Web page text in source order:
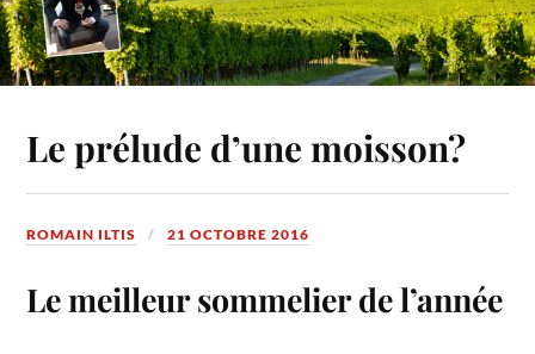
Le prélude d’une moisson?
ROMAIN ILTIS 21 OCTOBRE 2016
Le meilleur sommelier de l’année